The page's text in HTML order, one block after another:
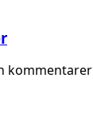
kommentarer